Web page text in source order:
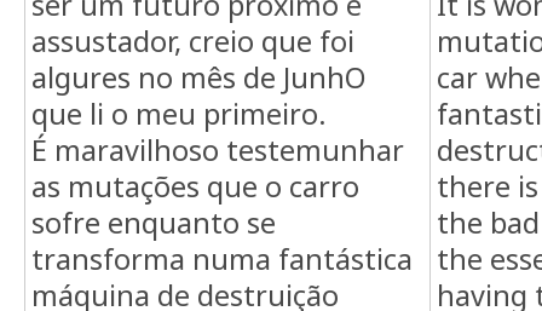
assustador, creio que foi
algures no mês de JunhO
que li o meu primeiro.
É maravilhoso testemunhar
as mutações que o carro
sofre enquanto se
transforma numa fantástica
máquina de destruição
car
there
the
the
having